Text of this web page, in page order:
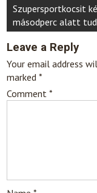
Szupersportkocsit
másodperc alatt
Leave a Reply
Your email address
marked*
Comment*